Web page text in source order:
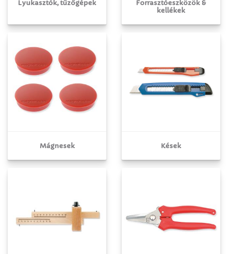
Lyukasztók, tűzőgépek
Forrasztóeszközök &
kellékek
Mágnesek Kések